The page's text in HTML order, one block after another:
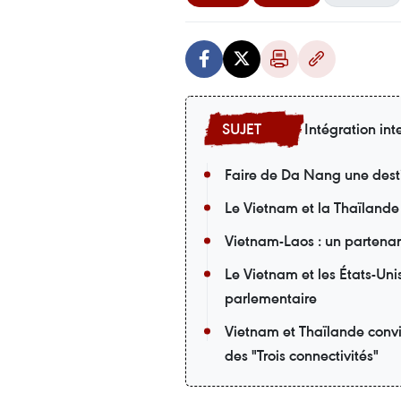
Intégration
Faire de Da Nang une
Le Vietnam et la
Vietnam-Laos : un
Le Vietnam et les États-
parlementaire
Vietnam et Thaïlande
des "Trois connectivités"